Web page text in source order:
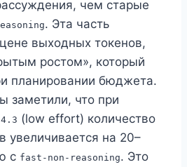
чем старые
. Эта часть
выходных токенов,
ростом», который
планировании бюджета.
заметили, что при
(low effort) количество
увеличивается на 20–
с fast-non-reasoning. Это